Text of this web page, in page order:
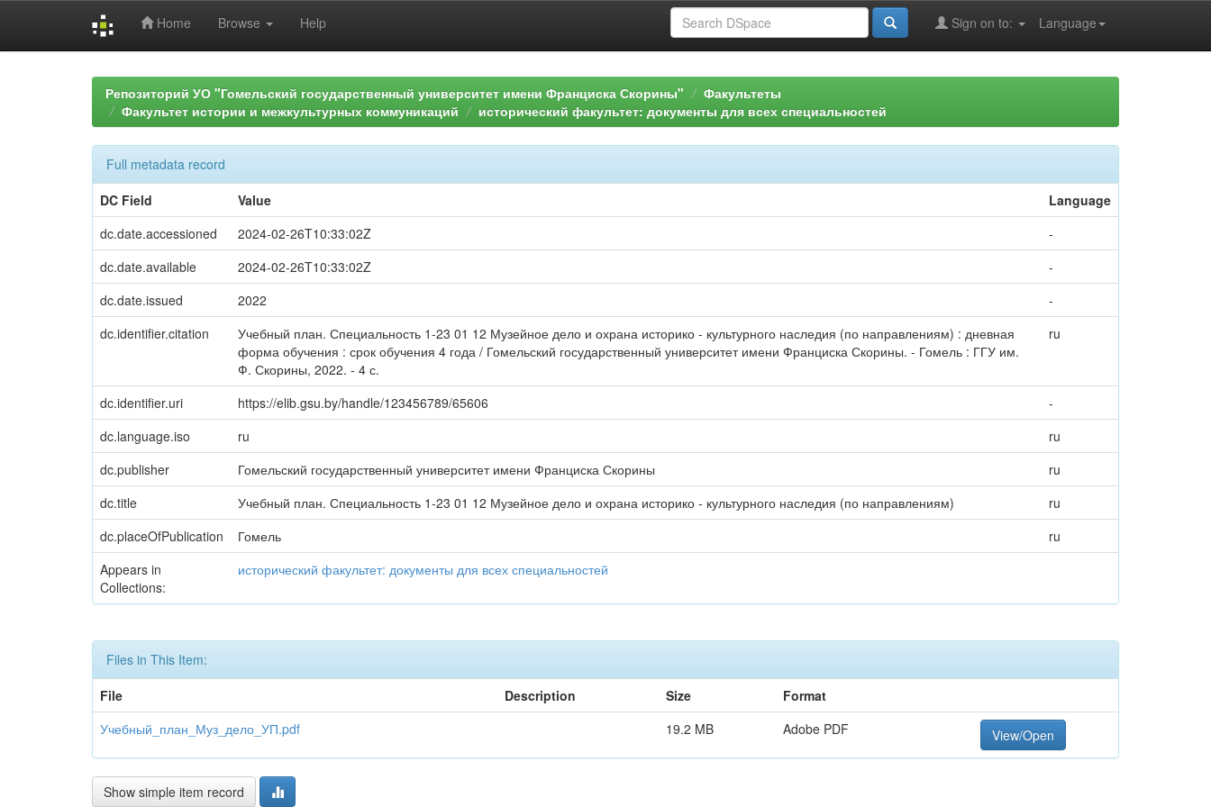
Home Browse Help Language
Sign on to:
Репозиторий УО "Гомельский государственный университет имени Франциска Скорины"
Факультеты
Факультет истории и межкультурных коммуникаций
исторический факультет: документы для всех специальностей
Full metadata record
DC Field
Value
Language
dc.date.accessioned
2024-02-26T10:33:02Z
-
dc.date.available
2024-02-26T10:33:02Z
-
dc.date.issued
2022
-
dc.identifier.citation
Учебный план. Специальность 1-23 01 12 Музейное дело и охрана историко - культурного наследия (по направлениям) : дневная
форма обучения : срок обучения 4 года / Гомельский государственный университет имени Франциска Скорины. - Гомель : ГГУ им.
Ф. Скорины, 2022. - 4 с.
ru
dc.identifier.uri https://elib.gsu.by/handle/123456789/65606
-
dc.language.iso
ru
ru
dc.publisher
Гомельский государственный университет имени Франциска Скорины
ru
dc.title
Учебный план. Специальность 1-23 01 12 Музейное дело и охрана историко - культурного наследия (по направлениям)
ru
dc.placeOfPublication
Гомель
ru
Appears in
Collections:
исторический факультет: документы для всех специальностей
Files in This Item:
File
Description Size
Format
Учебный_план_Муз_дело_УП.pdf
19.2 MB Adobe PDF View/Open
Show simple item record